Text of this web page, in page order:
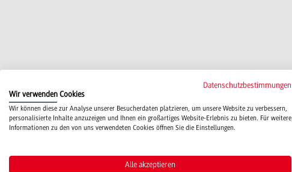
Datenschutzbestimmungen
Wir verwenden Cookies
Wir können diese zur Analyse unserer Besucherdaten platzieren, um unsere Website zu verbessern,
personalisierte Inhalte anzuzeigen und Ihnen ein großartiges Website-Erlebnis zu bieten. Für weitere
Informationen zu den von uns verwendeten Cookies öffnen Sie die Einstellungen.
Alle akzeptieren